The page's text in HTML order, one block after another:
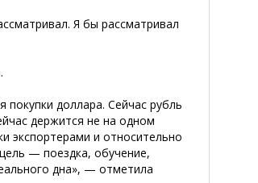
Я бы рассматривал
покупки доллара. Сейчас рубль
держится не на одном
экспортерами и относительно
— поездка, обучение,
дна», — отметила